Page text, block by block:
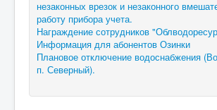
незаконных врезок и незаконного
работу прибора учета.
Награждение сотрудников
Информация для абонентов Озинки
Плановое отключение водоснабжения
п. Северный).